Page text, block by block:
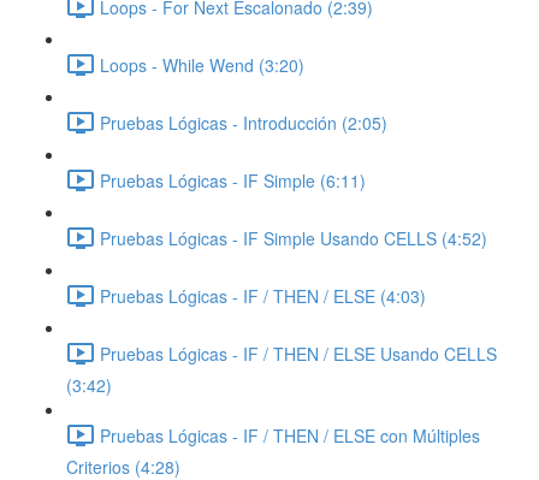
Loops - For Next Escalonado (2:39)
Loops - While Wend (3:20)
Pruebas Lógicas - Introducción (2:05)
Pruebas Lógicas - IF Simple (6:11)
Pruebas Lógicas - IF Simple Usando CELLS (4:52)
Pruebas Lógicas - IF / THEN / ELSE (4:03)
Pruebas Lógicas - IF / THEN / ELSE Usando CELLS
(3:42)
Pruebas Lógicas - IF / THEN / ELSE con Múltiples
Criterios (4:28)